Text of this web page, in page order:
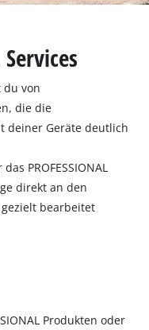
Services
von
die die
deiner Geräte deutlich
PROFESSIONAL
direkt an den
bearbeitet
Produkten oder